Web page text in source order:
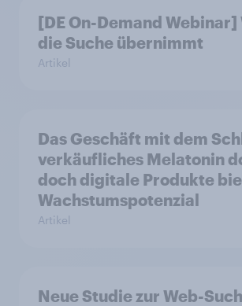
[DE On-Demand Webinar]
die Suche übernimmt
Artikel
Das Geschäft mit dem
verkäufliches Melatonin
doch digitale Produkte
Wachstumspotenzial
Artikel
Neue Studie zur Web-